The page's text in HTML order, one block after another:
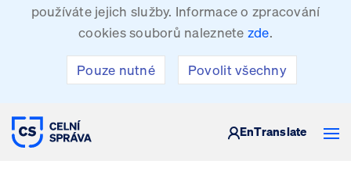
používáte jejich služby. Informace o zpracování
cookies souborů naleznete zde.
Pouze nutné Povolit všechny
CELNÍ SPRÁVA ČESKÉ REPUBLIKY
EnTranslate